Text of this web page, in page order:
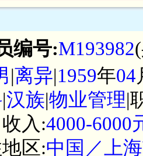
编号:M193982
|离异|1959年04
|汉族|物业管理|
入:4000-6000
区:中国／上